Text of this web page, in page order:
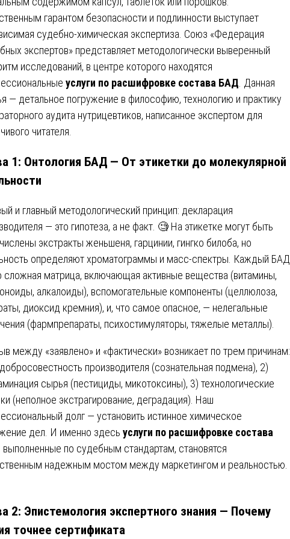
гарантом безопасности и подлинности выступает
судебно-химическая экспертиза. Союз «Федерация
экспертов» представляет методологически выверенный
исследований, в центре которого находятся
услуги по расшифровке состава БАД . Данная
— детальное погружение в философию, технологию и практику
аудита нутрицевтиков, написанное экспертом для
читателя.
1: Онтология БАД — От этикетки до молекулярной
и главный методологический принцип: декларация
— это гипотеза, а не факт. 🧐 На этикетке могут быть
экстракты женьшеня, гарцинии, гингко билоба, но
определяют хроматограммы и масс-спектры. Каждый БАД
сложная матрица, включающая активные вещества (витамины,
алкалоиды), вспомогательные компоненты (целлюлоза,
диоксид кремния), и, что самое опасное, — нелегальные
(фармпрепараты, психостимуляторы, тяжелые металлы).
между «заявлено» и «фактически» возникает по трем причинам:
производителя (сознательная подмена), 2)
сырья (пестициды, микотоксины), 3) технологические
(неполное экстрагирование, деградация). Наш
долг — установить истинное химическое
дел. И именно здесь услуги по расшифровке состава
выполненные по судебным стандартам, становятся
надежным мостом между маркетингом и реальностью.
2: Эпистемология экспертного знания — Почему
точнее сертификата